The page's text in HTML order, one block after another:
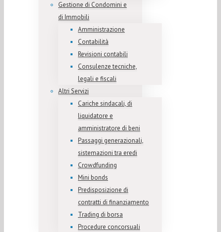
Gestione di Condomini e
di Immobili
Amministrazione
Contabilità
Revisioni contabili
Consulenze tecniche,
legali e fiscali
Altri Servizi
Cariche sindacali, di
liquidatore e
amministratore di beni
Passaggi generazionali,
sistemazioni tra eredi
Crowdfunding
Mini bonds
Predisposizione di
contratti di finanziamento
Trading di borsa
Procedure concorsuali